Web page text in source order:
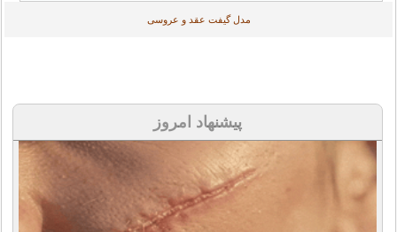
مدل گیفت عقد و عروسی
پیشنهاد امروز